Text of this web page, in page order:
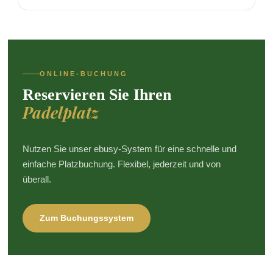
ONLINE-BUCHUNG
Reservieren Sie Ihren
Padelplatz
Nutzen Sie unser ebusy-System für eine schnelle und
einfache Platzbuchung. Flexibel, jederzeit und von
überall.
Zum Buchungssystem